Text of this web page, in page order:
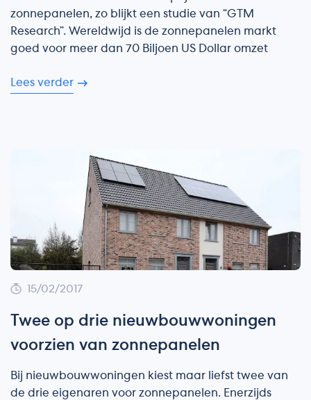
zonnepanelen, zo blijkt een studie van “GTM
Research”. Wereldwijd is de zonnepanelen markt
goed voor meer dan 70 Biljoen US Dollar omzet
Lees verder
15/02/2017
Twee op drie nieuwbouwwoningen
voorzien van zonnepanelen
Bij nieuwbouwwoningen kiest maar liefst twee van
de drie eigenaren voor zonnepanelen. Enerzijds